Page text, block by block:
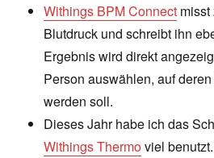
Withings BPM Connect
Blutdruck und schreibt ihn
Ergebnis wird direkt
Person auswählen, auf
werden soll.
Dieses Jahr habe ich das
Withings Thermoviel